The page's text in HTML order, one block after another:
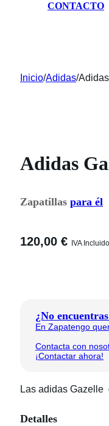
CONTACTO
Inicio/Adidas/
Adidas
Zapatillas para él
120,00 € IVA Incluido
¿No
En Zapatengo
Contacta con
¡Contactar ahora!
Las adidas Gazelle
Detalles